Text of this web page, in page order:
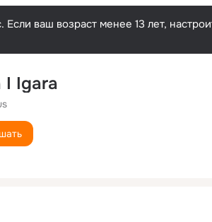
ваш возраст менее 13 лет,
I Igara